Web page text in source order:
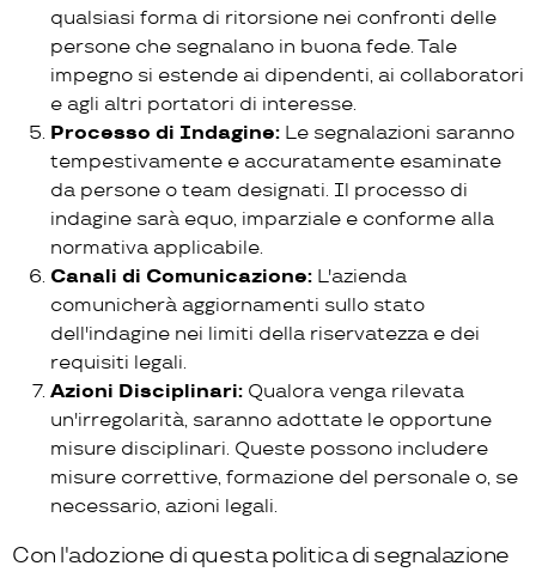
qualsiasi forma di ritorsione nei confronti delle
persone che segnalano in buona fede. Tale
impegno si estende ai dipendenti, ai collaboratori
e agli altri portatori di interesse.
Processo di Indagine: Le segnalazioni saranno
tempestivamente e accuratamente esaminate
da persone o team designati. Il processo di
indagine sarà equo, imparziale e conforme alla
normativa applicabile.
Canali di Comunicazione: L'azienda
comunicherà aggiornamenti sullo stato
dell'indagine nei limiti della riservatezza e dei
requisiti legali.
Azioni Disciplinari: Qualora venga rilevata
un'irregolarità, saranno adottate le opportune
misure disciplinari. Queste possono includere
misure correttive, formazione del personale o, se
necessario, azioni legali.
Con l'adozione di questa politica di segnalazione